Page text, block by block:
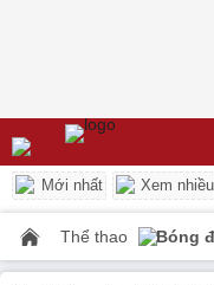
Mới nhất Xem nhiều
Thể thao Bóng